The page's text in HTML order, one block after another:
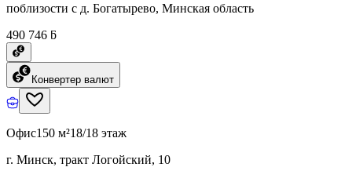
поблизости с д. Богатырево, Минская область
490 746 ƃ
Конвертер валют
Офис150 м²18/18 этаж
г. Минск, тракт Логойский, 10